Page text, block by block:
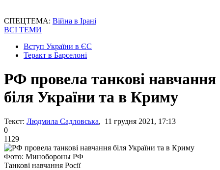
СПЕЦТЕМА: Війна в Ірані
ВСІ ТЕМИ
Вступ України в ЄС
Теракт в Барселоні
РФ провела танкові навчання
біля України та в Криму
Текст: Людмила Садловська, 11 грудня 2021, 17:13
0
1129
Фото: Минобороны РФ
Танкові навчання Росії